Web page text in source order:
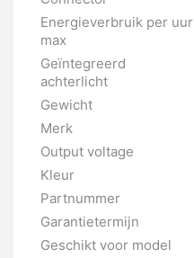
Energieverbruik per uur
max
Geïntegreerd
achterlicht
Gewicht
Merk
Output voltage
Kleur
Partnummer
Garantietermijn
Geschikt voor model